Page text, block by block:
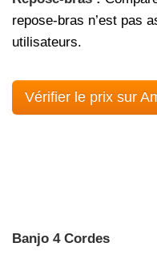
repose-bras n’est pas
utilisateurs.
Vérifier le prix sur
Banjo 4 Cordes